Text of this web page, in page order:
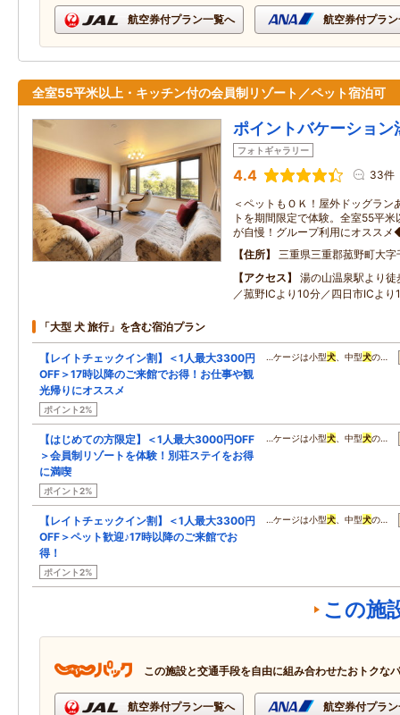
航空券付プラン一覧へ 航空券付プラ
全室55平米以上・キッチン付の会員制リゾート／ペット宿泊可
ポイントバケーション
フォトギャラリー
4.4 33件
＜ペットもＯＫ！屋外ドッグラン
トを期間限定で体験。全室55平
が自慢！グループ利用にオスス
住所
三重県三重郡菰野町大
アクセス
湯の山温泉駅より
／菰野ICより10分／四日市ICより
「大型 犬 旅行」を含む宿泊プラン
【レイトチェックイン割】＜1人最大3300円
OFF＞17時以降のご来館でお得！お仕事や観
光帰りにオススメ
ポイント2%
…ケージは小型犬 、中型犬の…
【はじめての方限定】＜1人最大3000円OFF
＞会員制リゾートを体験！別荘ステイをお得
に満喫
ポイント2%
…ケージは小型犬 、中型犬の…
【レイトチェックイン割】＜1人最大3300円
OFF＞ペット歓迎♪17時以降のご来館でお
得！
ポイント2%
…ケージは小型犬 、中型犬の…
この施
この施設と交通手段を自由に組み合わせたおトクな
航空券付プラン一覧へ 航空券付プラ